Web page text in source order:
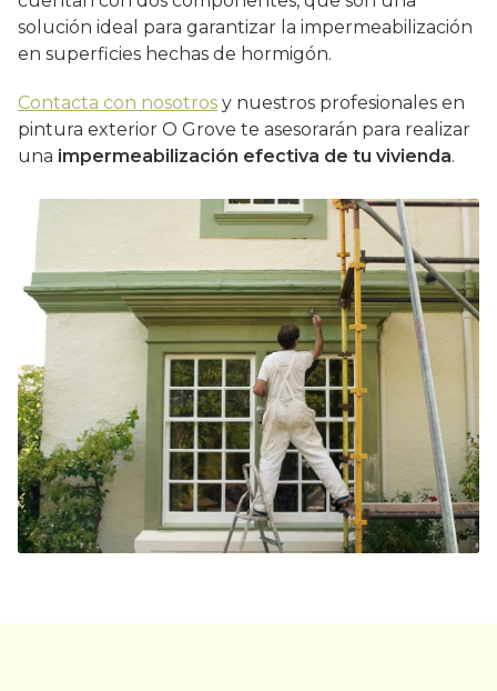
solución ideal para garantizar la impermeabilización
en superficies hechas de hormigón.
Contacta con nosotros y nuestros profesionales en
pintura exterior O Grove te asesorarán para realizar
una impermeabilización efectiva de tu vivienda.